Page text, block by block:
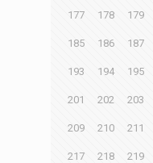
177 178 179
185 186 187
193 194 195
201 202 203
209 210 211
217 218 219